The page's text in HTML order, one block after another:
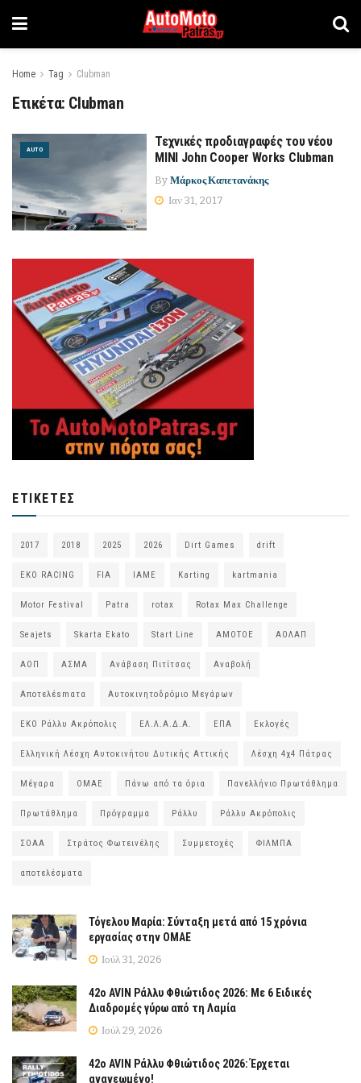
Home Tag Clubman
Ετικέτα: Clubman
AUTO
Τεχνικές προδιαγραφές του νέου
MINI John Cooper Works Clubman
By Μάρκος Καπετανάκης
Ιαν 31, 2017
ΕΤΙΚΈΤΕΣ
2017 2018 2025 2026 Dirt Games drift
EKO RACING FIA IAME Karting kartmania
Motor Festival Patra rotax Rotax Max Challenge
Seajets Skarta Ekato Start Line ΑΜΟΤΟΕ ΑΟΛΑΠ
ΑΟΠ ΑΣΜΑ Ανάβαση Πιτίτσας Αναβολή
Αποτελέsmατα Αυτοκινητοδρόμιο Μεγάρων
ΕΚΟ Ράλλυ Ακρόπολις ΕΛ.Λ.Α.Δ.Α. ΕΠΑ Εκλογές
Ελληνική Λέσχη Αυτοκινήτου Δυτικής Αττικής Λέσχη 4χ4 Πάτρας
Μέγαρα ΟΜΑΕ Πάνω από τα όρια Πανελλήνιο Πρωτάθλημα
Πρωτάθλημα Πρόγραμμα Ράλλυ Ράλλυ Ακρόπολις
ΣΟΑΑ Στράτος Φωτεινέλης Συμμετοχές ΦΙΛΜΠΑ
αποτελέσματα
Τόγελου Μαρία: Σύνταξη μετά από 15 χρόνια
εργασίας στην ΟΜΑΕ
Ιούλ 31, 2026
42ο AVIN Ράλλυ Φθιώτιδος 2026: Με 6 Ειδικές
Διαδρομές γύρω από τη Λαμία
Ιούλ 29, 2026
42ο AVIN Ράλλυ Φθιώτιδος 2026: Έρχεται
ανανεωμένο!